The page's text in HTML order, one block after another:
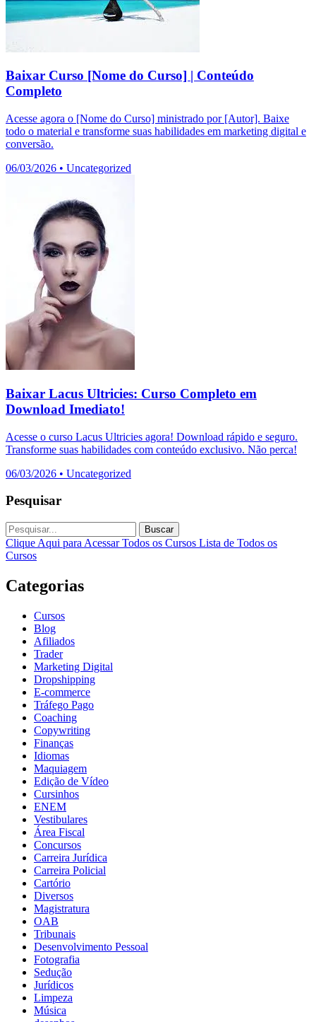
Baixar Curso [Nome do Curso] | Conteúdo
Completo
Acesse agora o [Nome do Curso] ministrado por [Autor]. Baixe
todo o material e transforme suas habilidades em marketing digital e
conversão.
06/03/2026 • Uncategorized
Baixar Lacus Ultricies: Curso Completo em
Download Imediato!
Acesse o curso Lacus Ultricies agora! Download rápido e seguro.
Transforme suas habilidades com conteúdo exclusivo. Não perca!
06/03/2026 • Uncategorized
Pesquisar
Buscar
Clique Aqui para Acessar Todos os Cursos Lista de Todos os
Cursos
Categorias
Cursos
Blog
Afiliados
Trader
Marketing Digital
Dropshipping
E-commerce
Tráfego Pago
Coaching
Copywriting
Finanças
Idiomas
Maquiagem
Edição de Vídeo
Cursinhos
ENEM
Vestibulares
Área Fiscal
Concursos
Carreira Jurídica
Carreira Policial
Cartório
Diversos
Magistratura
OAB
Tribunais
Desenvolvimento Pessoal
Fotografia
Sedução
Jurídicos
Limpeza
Música